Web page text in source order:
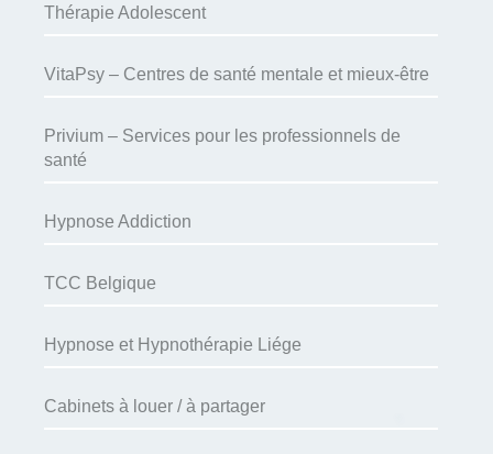
Thérapie Adolescent
VitaPsy – Centres de santé mentale et mieux-être
Privium – Services pour les professionnels de
santé
Hypnose Addiction
TCC Belgique
Hypnose et Hypnothérapie Liége
Cabinets à louer / à partager